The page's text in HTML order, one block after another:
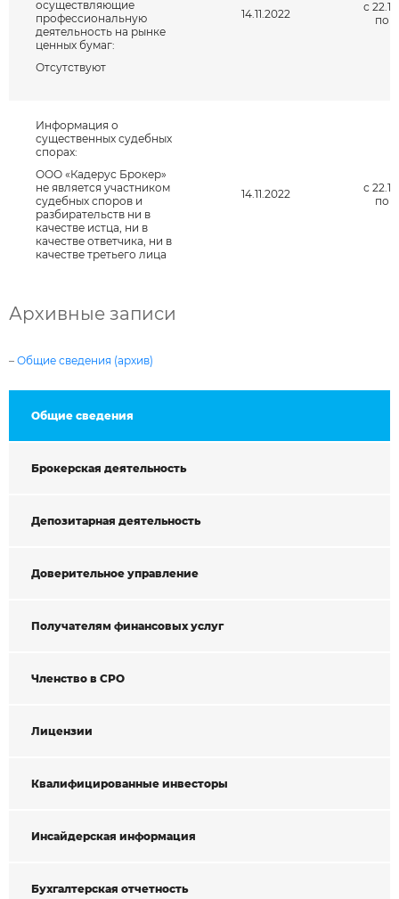
Общие сведения
Брокерская деятельность
Депозитарная деятельность
Доверительное управление
Получателям финансовых услуг
Членство в СРО
Лицензии
Квалифицированные инвесторы
Инсайдерская информация
Бухгалтерская отчетность
осуществляющие
профессиональную
деятельность на рынке
ценных бумаг:
Отсутствуют
14.11.2022
с
по
Информация о
существенных судебных
спорах:
ООО «Кадерус Брокер»
не является участником
судебных споров и
разбирательств ни в
качестве истца, ни в
качестве ответчика, ни в
качестве третьего лица
14.11.2022
с
по
Архивные записи
– Общие сведения (архив)